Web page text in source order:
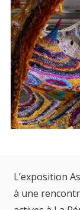
L’exposition
à une